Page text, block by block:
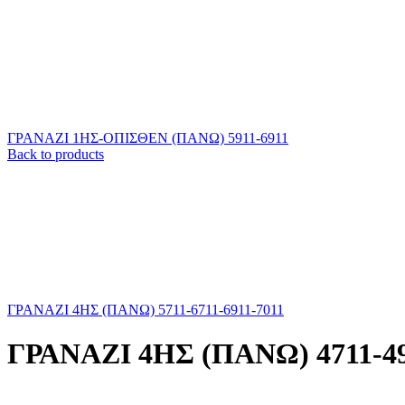
ΓΡΑΝΑΖΙ 1HΣ-ΟΠΙΣΘΕΝ (ΠΑΝΩ) 5911-6911
Back to products
ΓΡΑΝΑΖΙ 4ΗΣ (ΠΑΝΩ) 5711-6711-6911-7011
ΓΡΑΝΑΖΙ 4ΗΣ (ΠΑΝΩ) 4711-